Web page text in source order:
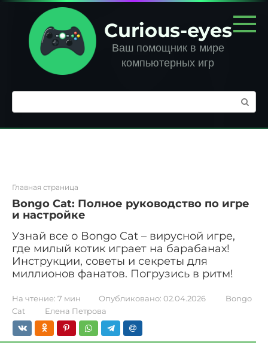
Перейти
контенту
Curious-eyes
Ваш помощник в мире
компьютерных игр
Поиск:
Главная страница
Bongo Cat: Полное руководство по игре
и настройке
Узнай все о Bongo Cat – вирусной игре,
где милый котик играет на барабанах!
Инструкции, советы и секреты для
миллионов фанатов. Погрузись в ритм!
На чтение: 7 мин Опубликовано: 02.04.2026
Bongo
Cat
Елена Петрова